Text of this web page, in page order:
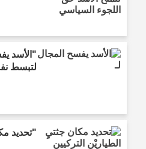
"الأسد
لتبسط
"تحديد